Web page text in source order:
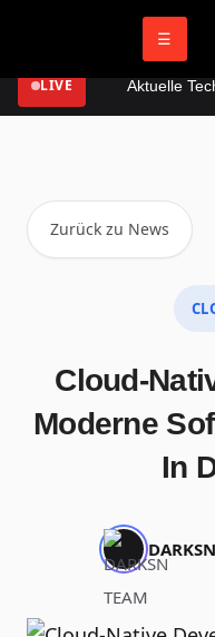
☰
LIVE Aktuelle
Zurück zu News
Cloud-
Moderne
In